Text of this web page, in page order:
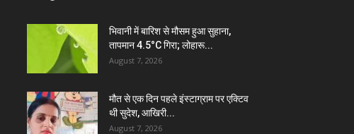
भिवानी में बारिश से मौसम हुआ सुहाना,
तापमान 4.5°C गिरा; लोहारू...
August 7, 2026
मौत से एक दिन पहले इंस्टाग्राम पर एक्टिव
थी सुदेश, आखिरी...
August 7, 2026